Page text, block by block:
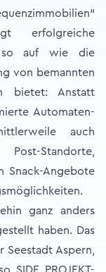
erfolgreiche
so auf wie die
von bemannten
bietet: Anstatt
Automaten-
auch
Standorte,
Snack-Angebote
ganz anders
haben. Das
Aspern,